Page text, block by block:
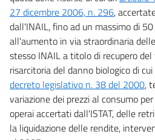
27 dicembre 2006, n. 296,
dall'INAIL, fino ad un massimo di
all'aumento in via straordinaria
stesso INAIL a titolo di recupero
risarcitoria del danno biologico di
decreto legislativo n. 38 del 2000,
variazione dei prezzi al consumo
operai accertati dall'ISTAT, delle
la liquidazione delle rendite,